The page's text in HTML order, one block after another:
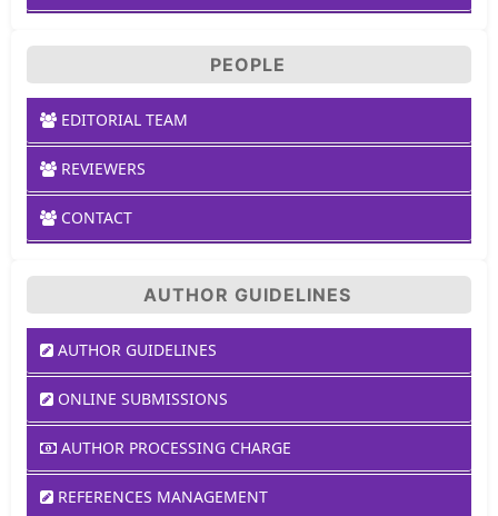
PEOPLE
EDITORIAL TEAM
REVIEWERS
CONTACT
AUTHOR GUIDELINES
AUTHOR GUIDELINES
ONLINE SUBMISSIONS
AUTHOR PROCESSING CHARGE
REFERENCES MANAGEMENT